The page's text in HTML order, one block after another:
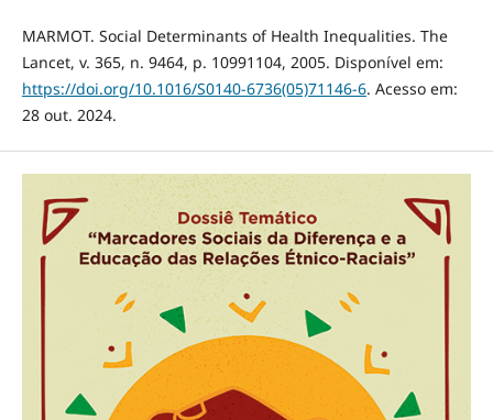
MARMOT. Social Determinants of Health Inequalities. The
Lancet, v. 365, n. 9464, p. 10991104, 2005. Disponível em:
https://doi.org/10.1016/S0140-6736(05)71146-6. Acesso em:
28 out. 2024.